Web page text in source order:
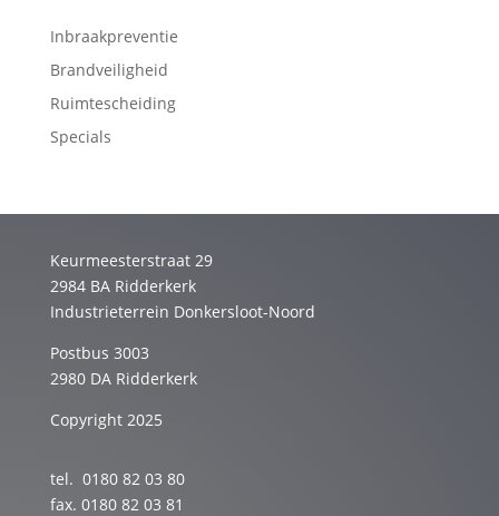
Inbraakpreventie
Brandveiligheid
Ruimtescheiding
Specials
Keurmeesterstraat 29
2984 BA Ridderkerk
Industrieterrein Donkersloot-Noord
Postbus 3003
2980 DA Ridderkerk
Copyright 2025
tel. 0180 82 03 80
fax. 0180 82 03 81